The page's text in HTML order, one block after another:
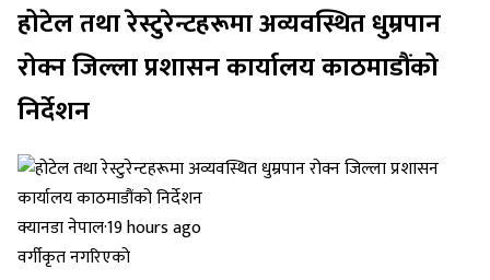
होटेल तथा रेस्टुरेन्टहरूमा अव्यवस्थित धुम्रपान
रोक्न जिल्ला प्रशासन कार्यालय काठमाडौंको
निर्देशन
क्यानडा नेपाल·19 hours ago
वर्गीकृत नगरिएको